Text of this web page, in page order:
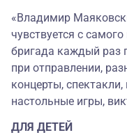
«Владимир
чувствуется с
бригада каждый раз
при отправлении,
концерты,
настольные игры,
ДЛЯ ДЕТЕЙ